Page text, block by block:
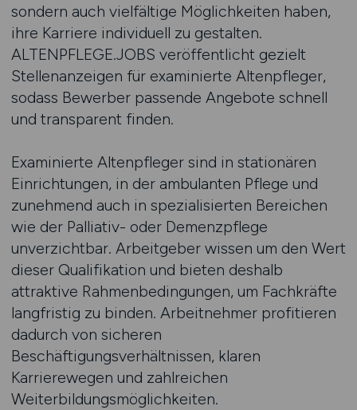
sondern auch vielfältige Möglichkeiten haben,
ihre Karriere individuell zu gestalten.
ALTENPFLEGE.JOBS veröffentlicht gezielt
Stellenanzeigen für examinierte Altenpfleger,
sodass Bewerber passende Angebote schnell
und transparent finden.
Examinierte Altenpfleger sind in stationären
Einrichtungen, in der ambulanten Pflege und
zunehmend auch in spezialisierten Bereichen
wie der Palliativ- oder Demenzpflege
unverzichtbar. Arbeitgeber wissen um den Wert
dieser Qualifikation und bieten deshalb
attraktive Rahmenbedingungen, um Fachkräfte
langfristig zu binden. Arbeitnehmer profitieren
dadurch von sicheren
Beschäftigungsverhältnissen, klaren
Karrierewegen und zahlreichen
Weiterbildungsmöglichkeiten.